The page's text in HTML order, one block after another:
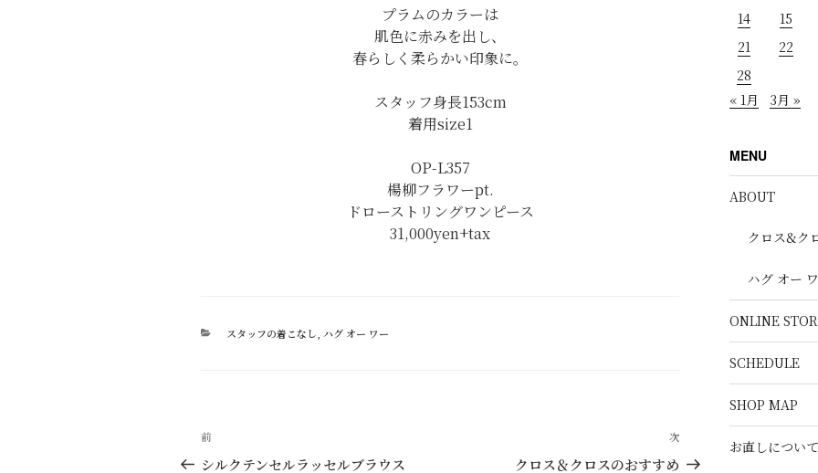
プラムのカラーは
肌色に赤みを出し、
春らしく柔らかい印象に。
スタッフ身長153cm
着用size1
OP-L357
楊柳フラワーpt.
ドローストリングワンピース
31,000yen+tax
カ
スタッフの着こなし ハグ オー ワー
投
稿
過
去
前
シルクテンセルラッセルブラウス
次
の
次
クロス＆クロスのおすすめ
14
15
21
22
28
« 1月
3月 »
MENU
ABOUT
クロス&ク
ハグ オー
ONLINE
SCHEDULE
SHOP MAP
お直しについて